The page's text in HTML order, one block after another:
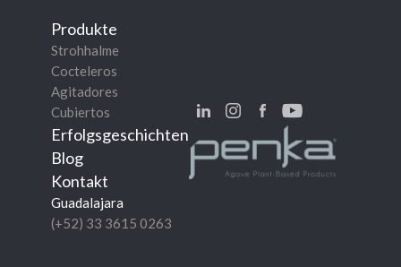
Produkte
Strohhalme
Cocteleros
Agitadores
Cubiertos
Erfolgsgeschichten
Blog
Kontakt
Guadalajara
(+52) 33 3615 0263